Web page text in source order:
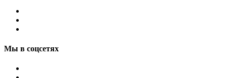
Мы в соцсетях